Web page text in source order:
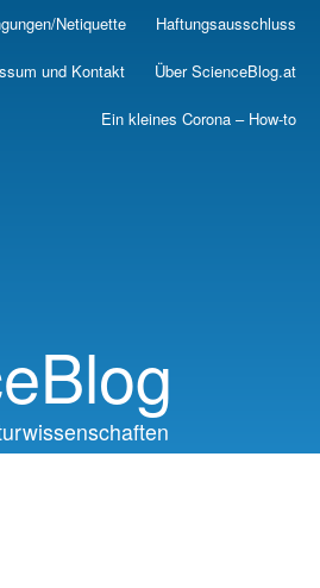
Skip
main
Netiquette Haftungsausschluss
und Kontakt Über ScienceBlog.at
Ein kleines Corona – How-to